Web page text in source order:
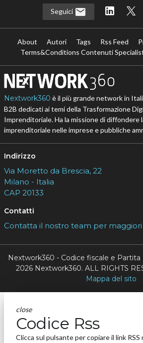
Seguici
About Autori Tags Rss Feed
Terms&Conditions Contenuti
Nextwork360 è il più grande network in
B2B dedicati ai temi della Trasformazione
Imprenditoriale. Ha la missione di diffondere
imprenditoriale nelle imprese e pubbliche
Indirizzo
Via Moretto da Brescia, 22
Milano - Italia
CAP 20133
Contatti
Contatta il nostro team per
Nextwork360 - Codice fiscale e Partita
2026 Nextwork360. ALL RIGHTS
Mappa del sito
close
Codice Rss
Clicca sul pulsante per copiare il link RSS